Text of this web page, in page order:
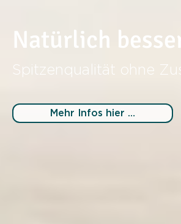
Natürlich
Spitzenqualität ohne
Mehr Infos hier …